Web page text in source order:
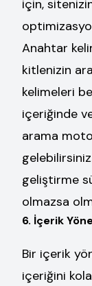
için,
Anahtar
kitlenizin
kelimeleri
içeriğinde
arama
geliştirme
olmazsa
6. İçerik
Bir içerik
içeriğini